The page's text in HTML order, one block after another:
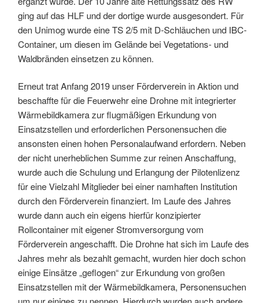
ging auf das HLF und der dortige wurde ausgesondert. Für
den Unimog wurde eine TS 2/5 mit D-Schläuchen und IBC-
Container, um diesen im Gelände bei Vegetations- und
Waldbränden einsetzen zu können.
Erneut trat Anfang 2019 unser Förderverein in Aktion und
beschaffte für die Feuerwehr eine Drohne mit integrierter
Wärmebildkamera zur flugmäßigen Erkundung von
Einsatzstellen und erforderlichen Personensuchen die
ansonsten einen hohen Personalaufwand erfordern. Neben
der nicht unerheblichen Summe zur reinen Anschaffung,
wurde auch die Schulung und Erlangung der Pilotenlizenz
für eine Vielzahl Mitglieder bei einer namhaften Institution
durch den Förderverein finanziert. Im Laufe des Jahres
wurde dann auch ein eigens hierfür konzipierter
Rollcontainer mit eigener Stromversorgung vom
Förderverein angeschafft. Die Drohne hat sich im Laufe des
Jahres mehr als bezahlt gemacht, wurden hier doch schon
einige Einsätze „geflogen“ zur Erkundung von großen
Einsatzstellen mit der Wärmebildkamera, Personensuchen